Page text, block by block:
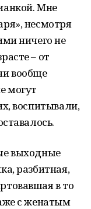
Мне
несмотря
ничего не
– от
вообще
могут
воспитывали,
выходные
разбитная,
в то
с женатым